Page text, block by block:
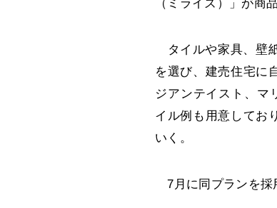
（ミライズ）」が商
タイルや家具、壁
を選び、建売住宅に
ジアンテイスト、マ
イル例も用意してお
いく。
7月に同プランを採